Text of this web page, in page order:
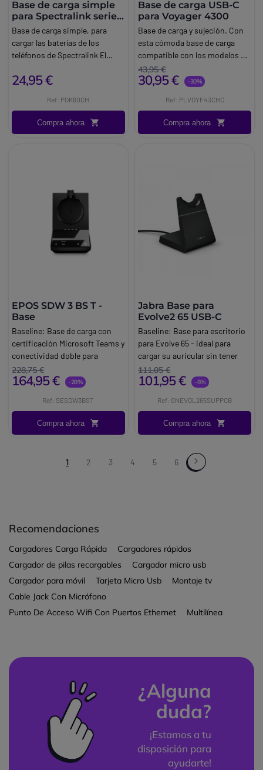
Base de carga simple
para Spectralink series
72 &76
Base de carga simple, para
cargar las baterías de los
teléfonos de Spectralink El
teléfono mientras se está
compatible con los teléfonos
Spectralink 7200 y 7600 Esta
base cargador no incluye un
7620Spectralink
7622Spectralink
7640Spectralink 7642
24,95 €
Ref: POK60CH
Compra ahora
Base de carga USB-C
para Voyager 4300
Base de carga y sujeción. Con
esta cómoda base de carga
compatible con los modelos de
Poly Voyager 4300 y Focus2
podrá tener siempre a punto
molesten por la mesa o puedan
caerse, ahorrando espacio y
protegiéndolos.
43,95 €
30,95 € -30%
Ref: PLVOYF43CHC
Compra ahora
EPOS SDW 3 BS T -
Base
Baseline: Base de carga con
certificación Microsoft Teams y
conectividad doble para
auriculares Impact serie 5000
DECT
228,75 €
164,95 € -28%
Ref: SESDW3BST
Compra ahora
Jabra Base para
Evolve2 65 USB-C
Baseline: Base para escritorio
para Evolve 65 - ideal para
cargar su auricular sin tener
que conectarlo
Marca:Jabra GN
111,05 €
101,95 € -8%
Ref: GNEVOL265SUPPCB
Compra ahora
1 2 3 4 5 6
Recomendaciones
Cargadores Carga Rápida
Cargadores rápidos
Cargador de pilas recargables
Cargador micro usb
Cargador para móvil
Tarjeta Micro Usb
Montaje tv
Cable Jack Con Micrófono
Punto De Acceso Wifi Con Puertos Ethernet
Multilínea
¿Alguna
duda?
¡Estamos a tu
disposición para
ayudarte!